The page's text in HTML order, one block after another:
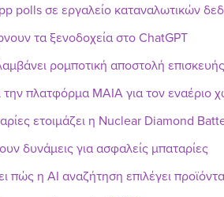
polls σε εργαλείο καταναλωτικών
τα ξενοδοχεία στο ChatGPT
ρομποτική αποστολή
πλατφόρμα MAIA για τον εναέριο
ετοιμάζει η Nuclear Diamond
δυνάμεις για ασφαλείς μπαταρίες
πώς η AI αναζήτηση επιλέγει προϊόντα